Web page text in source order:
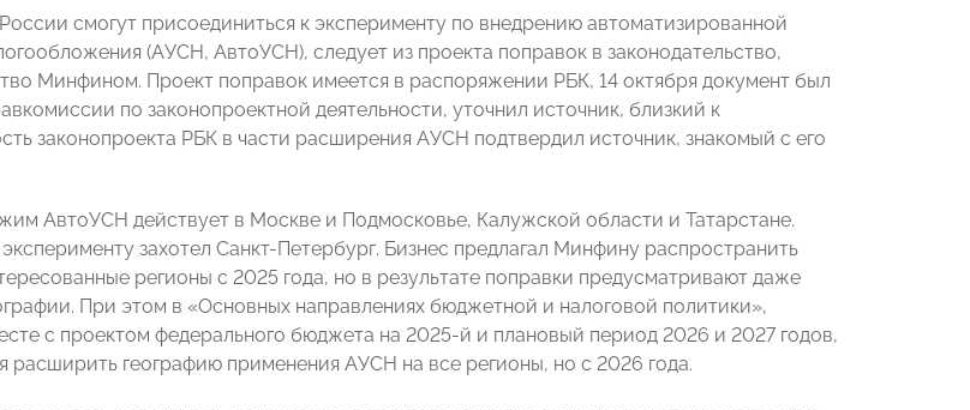
смогут присоединиться к эксперименту по внедрению автоматизированной
(АУСН, АвтоУСН), следует из проекта поправок в законодательство,
Минфином. Проект поправок имеется в распоряжении РБК, 14 октября документ был
по законопроектной деятельности, уточнил источник, близкий к
законопроекта РБК в части расширения АУСН подтвердил источник, знакомый с его
АвтоУСН действует в Москве и Подмосковье, Калужской области и Татарстане.
захотел Санкт-Петербург. Бизнес предлагал Минфину распространить
регионы с 2025 года, но в результате поправки предусматривают даже
При этом в «Основных направлениях бюджетной и налоговой политики»,
с проектом федерального бюджета на 2025-й и плановый период 2026 и 2027 годов,
расширить географию применения АУСН на все регионы, но с 2026 года.